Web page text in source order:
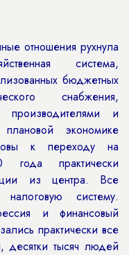
рухнула
система,
бюджетных
снабжения,
и
экономике
к переходу на
года практически
из центра. Все
систему.
и финансовый
практически все
десятки тысяч людей